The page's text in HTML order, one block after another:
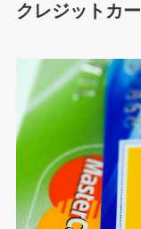
クレジットカ